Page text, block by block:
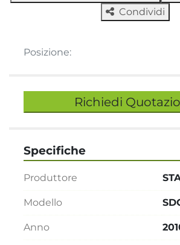
Condividi
Posizione:
Richiedi
Specifiche
Produttore
Modello
Anno